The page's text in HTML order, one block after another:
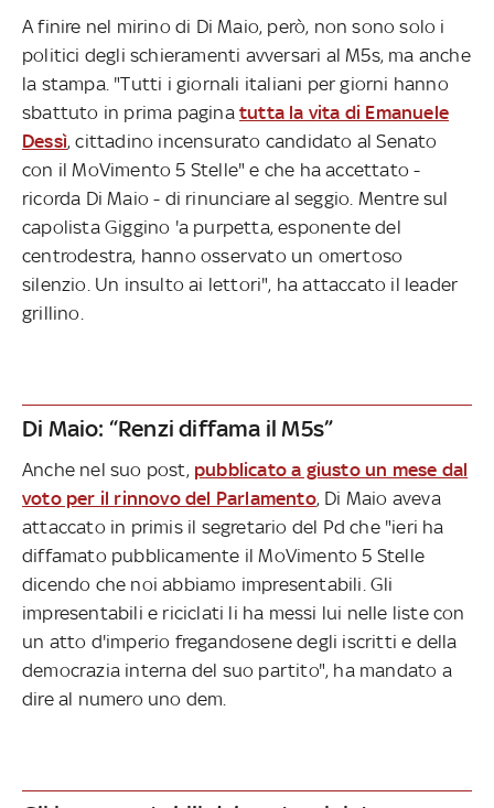
A finire nel mirino di Di Maio, però, non sono solo i
politici degli schieramenti avversari al M5s, ma anche
la stampa. "Tutti i giornali italiani per giorni hanno
sbattuto in prima pagina tutta la vita di Emanuele
Dessì, cittadino incensurato candidato al Senato
con il MoVimento 5 Stelle" e che ha accettato -
ricorda Di Maio - di rinunciare al seggio. Mentre sul
capolista Giggino 'a purpetta, esponente del
centrodestra, hanno osservato un omertoso
silenzio. Un insulto ai lettori", ha attaccato il leader
grillino.
Di Maio: “Renzi diffama il M5s”
Anche nel suo post, pubblicato a giusto un mese dal
voto per il rinnovo del Parlamento, Di Maio aveva
attaccato in primis il segretario del Pd che "ieri ha
diffamato pubblicamente il MoVimento 5 Stelle
dicendo che noi abbiamo impresentabili. Gli
impresentabili e riciclati li ha messi lui nelle liste con
un atto d'imperio fregandosene degli iscritti e della
democrazia interna del suo partito", ha mandato a
dire al numero uno dem.